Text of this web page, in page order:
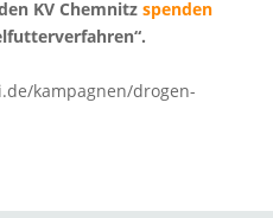
KV Chemnitz spenden
kampagnen/drogen-